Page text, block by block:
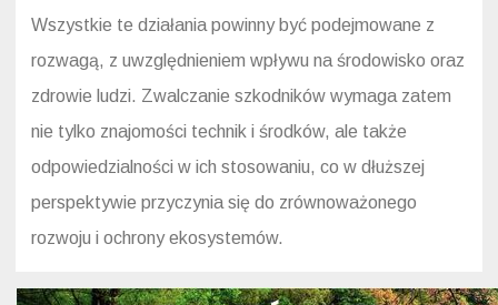
Wszystkie te działania powinny być podejmowane z
rozwagą, z uwzględnieniem wpływu na środowisko oraz
zdrowie ludzi. Zwalczanie szkodników wymaga zatem
nie tylko znajomości technik i środków, ale także
odpowiedzialności w ich stosowaniu, co w dłuższej
perspektywie przyczynia się do zrównoważonego
rozwoju i ochrony ekosystemów.